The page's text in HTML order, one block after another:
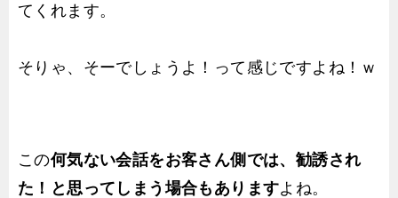
てくれます。
そりゃ、そーでしょうよ！って感じですよね！ｗ
この何気ない会話をお客さん側では、勧誘され
た！と思ってしまう場合もありますよね。